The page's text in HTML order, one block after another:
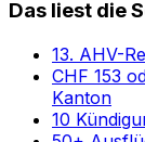
Das liest die
13. AHV-
CHF 153
Kanton
10